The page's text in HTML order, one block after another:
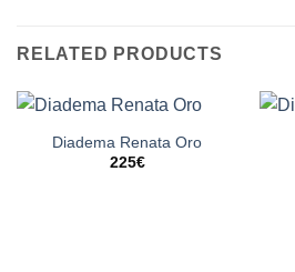
RELATED PRODUCTS
Diadema Renata Oro
225€